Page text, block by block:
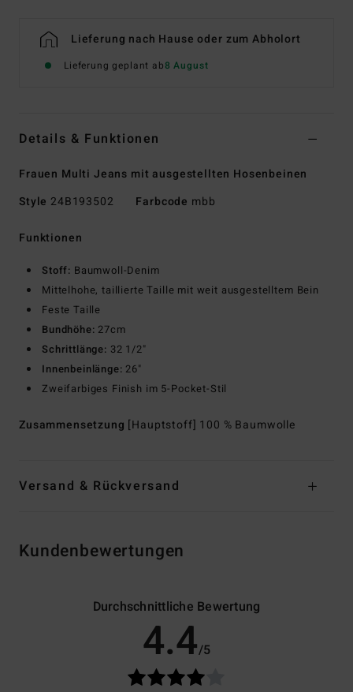
Lieferung nach Hause oder zum Abholort
Lieferung geplant ab8 August
Details & Funktionen
Frauen Multi Jeans mit ausgestellten Hosenbeinen
Style 24B193502 Farbcode mbb
Funktionen
Stoff: Baumwoll-Denim
Mittelhohe, taillierte Taille mit weit ausgestelltem Bein
Feste Taille
Bundhöhe: 27cm
Schrittlänge: 32 1/2"
Innenbeinlänge: 26"
Zweifarbiges Finish im 5-Pocket-Stil
Zusammensetzung [Hauptstoff] 100 % Baumwolle
Versand & Rückversand
Kundenbewertungen
Durchschnittliche Bewertung
4.4/5